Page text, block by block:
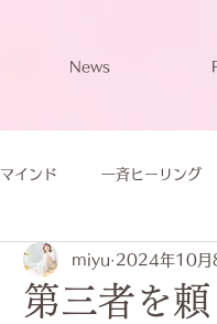
News
マインド 一斉ヒーリング
第三者を
miyu 2024年10月